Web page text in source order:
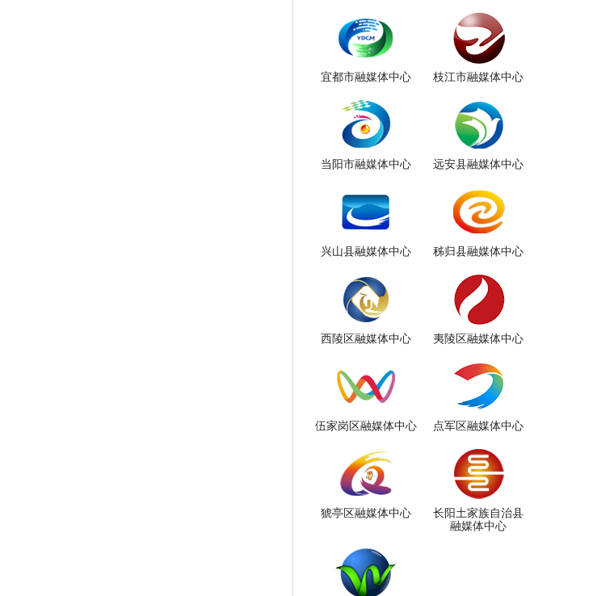
宜都市融媒体中心 枝江市融媒体中心
当阳市融媒体中心 远安县融媒体中心
兴山县融媒体中心 秭归县融媒体中心
西陵区融媒体中心 夷陵区融媒体中心
伍家岗区融媒体中心 点军区融媒体中心
猇亭区融媒体中心
长阳土家族自治县
融媒体中心